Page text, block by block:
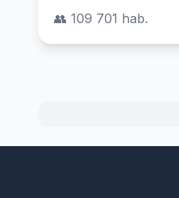
👥 109 701 hab.